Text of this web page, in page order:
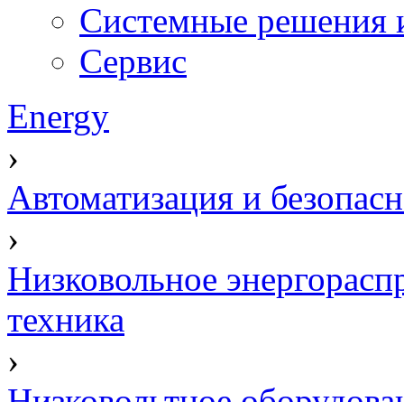
Системные решения
Сервис
Energy
›
Автоматизация и
›
Низковольное
техника
›